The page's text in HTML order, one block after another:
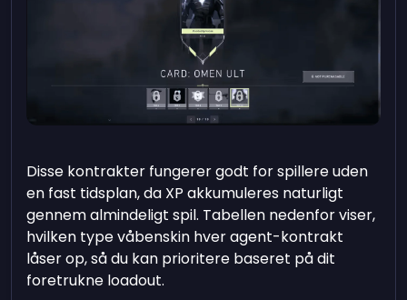
Disse kontrakter fungerer godt for spillere uden
en fast tidsplan, da XP akkumuleres naturligt
gennem almindeligt spil. Tabellen nedenfor viser,
hvilken type våbenskin hver agent-kontrakt
låser op, så du kan prioritere baseret på dit
foretrukne loadout.